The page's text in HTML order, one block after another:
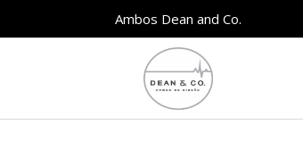
Ambos Dean and Co.